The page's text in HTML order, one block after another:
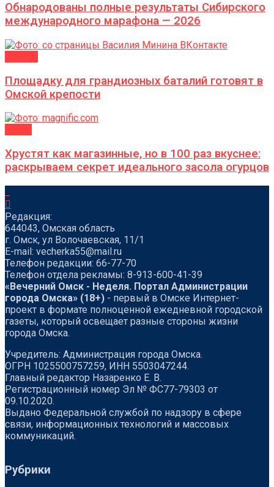
Обнародованы полные результаты Сибирского
международного марафона — 2026
Площадку для грандиозных баталий готовят в
Омской крепости
Хрустят как магазинные, но в 100 раз вкуснее:
раскрываем секрет идеального засола огурцов
Редакция:
644043, Омская область
г. Омск, ул Волочаевская, 11/1
Е-mail: vecherka55@mail.ru
Телефон редакции: 66-77-70
Телефон отдела рекламы: 8-913-600-41-39
«Вечерний Омск - Неделя. Портал Администрации
города Омска» (18+) - первый в Омске Интернет-
проект в формате полноценной ежедневной городской
газеты, который освещает разные стороны жизни
города Омска.
Учредитель: Администрация города Омска.
ОГРН 1025500757259, ИНН 5503047244.
Главный редактор Назаренко Е. В.
Регистрационный номер Эл № ФС77-79303 от
09.10.2020.
Выдано Федеральной службой по надзору в сфере
связи, информационных технологий и массовых
коммуникаций.
Рубрики